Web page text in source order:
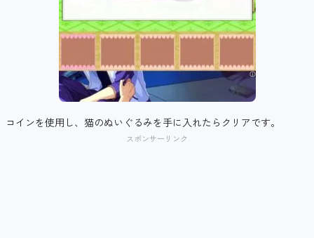
コインを使用し、猫のぬいぐるみを手に入れたらクリアです。
スポンサーリンク